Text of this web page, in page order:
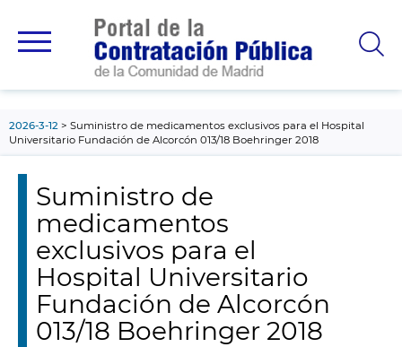
principal
2026-3-12
Suministro de medicamentos exclusivos para el Hospital
Universitario Fundación de Alcorcón 013/18 Boehringer 2018
Suministro de
medicamentos
exclusivos para el
Hospital Universitario
Fundación de Alcorcón
013/18 Boehringer 2018